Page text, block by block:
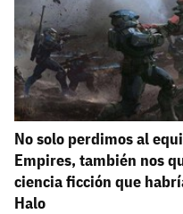
No solo perdimos al
Empires, también nos
ciencia ficción que
Halo